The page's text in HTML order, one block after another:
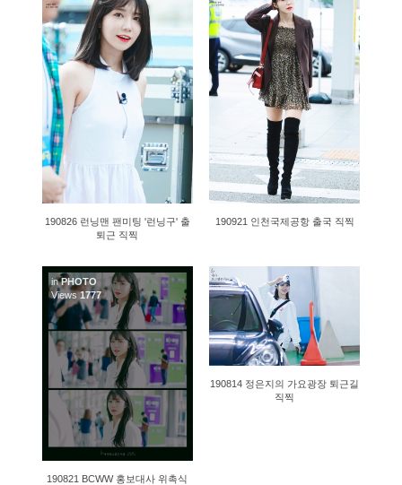
2071
190826 런닝맨 팬미팅 '런닝구' 출
퇴근 직찍
1505
190921 인천국제공항 출국 직찍
inPHOTO
Views1777
190821 BCWW 홍보대사 위촉식
1500
190814 정은지의 가요광장 퇴근길
직찍